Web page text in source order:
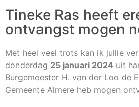
Tineke Ras heeft
ontvangst mogen
Met heel veel trots kan ik jullie
donderdag 25 januari 2024 uit
Burgemeester H. van der Loo de
Gemeente Almere heb mogen